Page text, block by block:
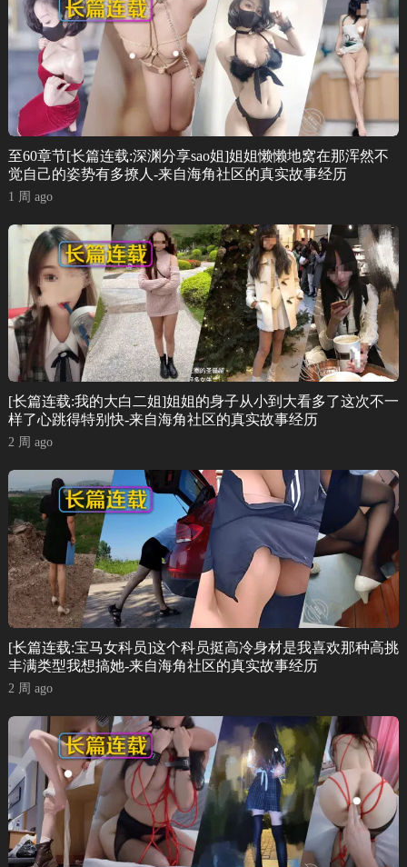
至60章节[长篇连载:深渊分享sao姐]姐姐懒懒地窝在那浑然不
觉自己的姿势有多撩人-来自海角社区的真实故事经历
1 周 ago
[长篇连载:我的大白二姐]姐姐的身子从小到大看多了这次不一
样了心跳得特别快-来自海角社区的真实故事经历
2 周 ago
[长篇连载:宝马女科员]这个科员挺高冷身材是我喜欢那种高挑
丰满类型我想搞她-来自海角社区的真实故事经历
2 周 ago